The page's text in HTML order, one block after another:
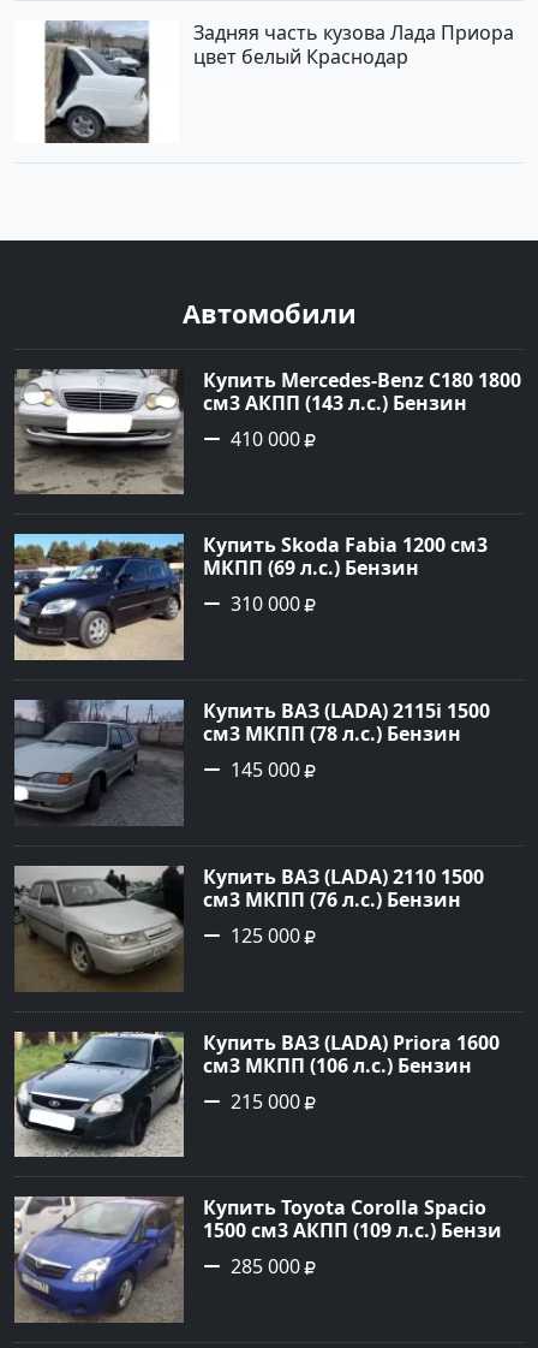
Задняя часть кузова Лада Приора
цвет белый Краснодар
Автомобили
Купить Mercedes-Benz C180 1800
см3 АКПП (143 л.с.) Бензин
инжектор в Тимашевск : цвет
Серебряный Седан 2006 года по
Авторынок23
410 000
Купить Skoda Fabia 1200 см3
МКПП (69 л.с.) Бензин
инжектор в Кропоткин: цвет
черный Хетчбэк 2010 года по
Авторынок23
310 000
Купить ВАЗ (LADA) 2115i 1500
см3 МКПП (78 л.с.) Бензин
инжектор в Брюховецкая: цвет
Золотой Седан 2003 года по
Авторынок23
145 000
Купить ВАЗ (LADA) 2110 1500
см3 МКПП (76 л.с.) Бензин
инжектор в Новороссийск:
цвет белый Седан 2004 года по
Авторынок23
125 000
Купить ВАЗ (LADA) Priora 1600
см3 МКПП (106 л.с.) Бензин
инжектор в Темрюк : цвет
Серый Седан 2014 года по цене
215 000
Купить Toyota Corolla Spacio
1500 см3 АКПП (109 л.с.) Бензин
инжектор в Новороссийск:
цвет синий Минивэн 2002 года
285 000